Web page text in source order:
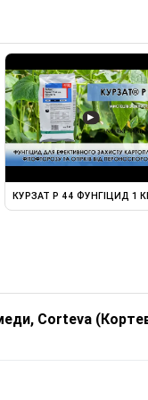
- 1 КГ.
▶
КУРЗАТ Р 44 ФУНГІЦИД 1
Corteva